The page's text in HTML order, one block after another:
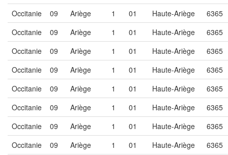
Occitanie
09 Ariège 1 01 Haute-Ariège
6365
Occitanie
09 Ariège 1 01 Haute-Ariège
6365
Occitanie
09 Ariège 1 01 Haute-Ariège
6365
Occitanie
09 Ariège 1 01 Haute-Ariège
6365
Occitanie
09 Ariège 1 01 Haute-Ariège
6365
Occitanie
09 Ariège 1 01 Haute-Ariège
6365
Occitanie
09 Ariège 1 01 Haute-Ariège
6365
Occitanie
09 Ariège 1 01 Haute-Ariège
6365